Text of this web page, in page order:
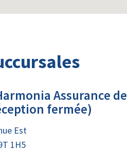
Assurance de
fermée)
Est
1H5